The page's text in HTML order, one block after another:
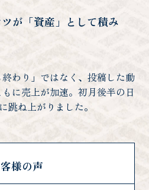
が「資産」として積み
わり」ではなく、投稿した動
に売上が加速。初月後半の日
跳ね上がりました。
様の声